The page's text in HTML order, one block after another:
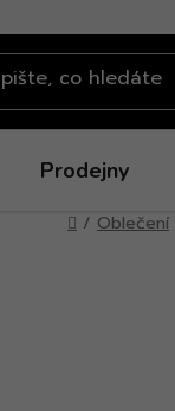
Prodejny
Domů
/ Oblečení